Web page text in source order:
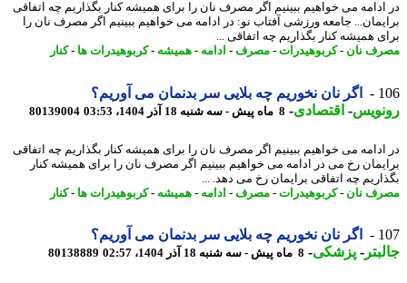
می خواهیم ببینیم اگر مصرف نان را برای همیشه کنار بگذاریم چه اتفاقی
جامعه ورزشی آفتاب نو: در ادامه می خواهیم ببینیم اگر مصرف نان را
همیشه کنار بگذاریم چه اتفاقی ...
نان-کربوهیدرات- مصرف- ادامه - همیشه-کربوهیدرات ها- کنار
اگر نان نخوریم چه بلایی سر بدنمان می آوریم؟
-اقتصادی-8 ماه پیش - سه شنبه 18 آذر 1404، 03:53 80139004
می خواهیم ببینیم اگر مصرف نان را برای همیشه کنار بگذاریم چه اتفاقی
رخ می در ادامه می خواهیم ببینیم اگر مصرف نان را برای همیشه کنار
چه اتفاقی برایمان رخ می دهد. ...
نان-کربوهیدرات- مصرف- ادامه - همیشه-کربوهیدرات ها- کنار
اگر نان نخوریم چه بلایی سر بدنمان می آوریم؟
-پزشکی-8 ماه پیش - سه شنبه 18 آذر 1404، 02:57 80138889